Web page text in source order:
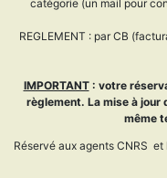
catégorie (un mail pour
REGLEMENT : par CB
IMPORTANT: votre
règlement. La mise à jour
même
Réservé aux agents CNRS